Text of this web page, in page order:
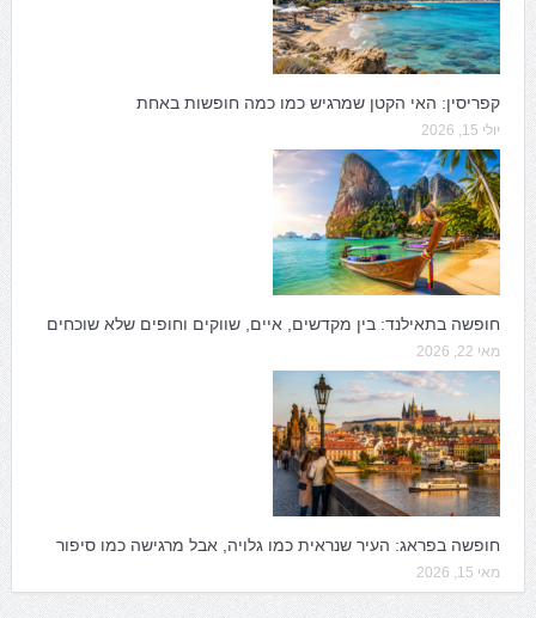
קפריסין: האי הקטן שמרגיש כמו כמה חופשות באחת
יולי 15, 2026
חופשה בתאילנד: בין מקדשים, איים, שווקים וחופים שלא שוכחים
מאי 22, 2026
חופשה בפראג: העיר שנראית כמו גלויה, אבל מרגישה כמו סיפור
מאי 15, 2026